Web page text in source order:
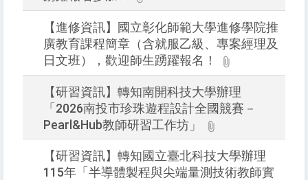
【進修資訊】國立彰化師範大學進修學院推
廣教育課程簡章（含就服乙級、專案經理及
日文班），歡迎師生踴躍報名！
【研習資訊】轉知南開科技大學辦理
「2026南投市珍珠遊程設計全國競賽－
Pearl&Hub教師研習工作坊」
【研習資訊】轉知國立臺北科技大學辦理
115年「半導體製程與尖端量測技術教師實